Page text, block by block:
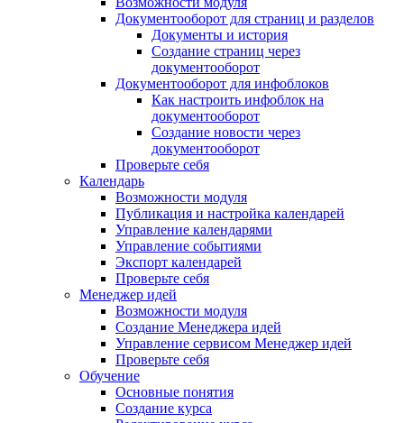
Документооборот для страниц и разделов
Документы и история
Создание страниц через
документооборот
Документооборот для инфоблоков
Как настроить инфоблок на
документооборот
Создание новости через
документооборот
Проверьте себя
Календарь
Возможности модуля
Публикация и настройка календарей
Управление календарями
Управление событиями
Экспорт календарей
Проверьте себя
Менеджер идей
Возможности модуля
Создание Менеджера идей
Управление сервисом Менеджер идей
Проверьте себя
Обучение
Основные понятия
Создание курса